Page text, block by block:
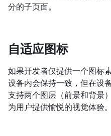
分的子页面。
自适应图标
如果开发者仅提供一个图标
设备内会保持一致，但在设
支持两个图层（前景和背景
为用户提供愉悦的视觉体验。